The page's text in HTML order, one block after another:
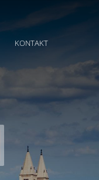
KONTAKT